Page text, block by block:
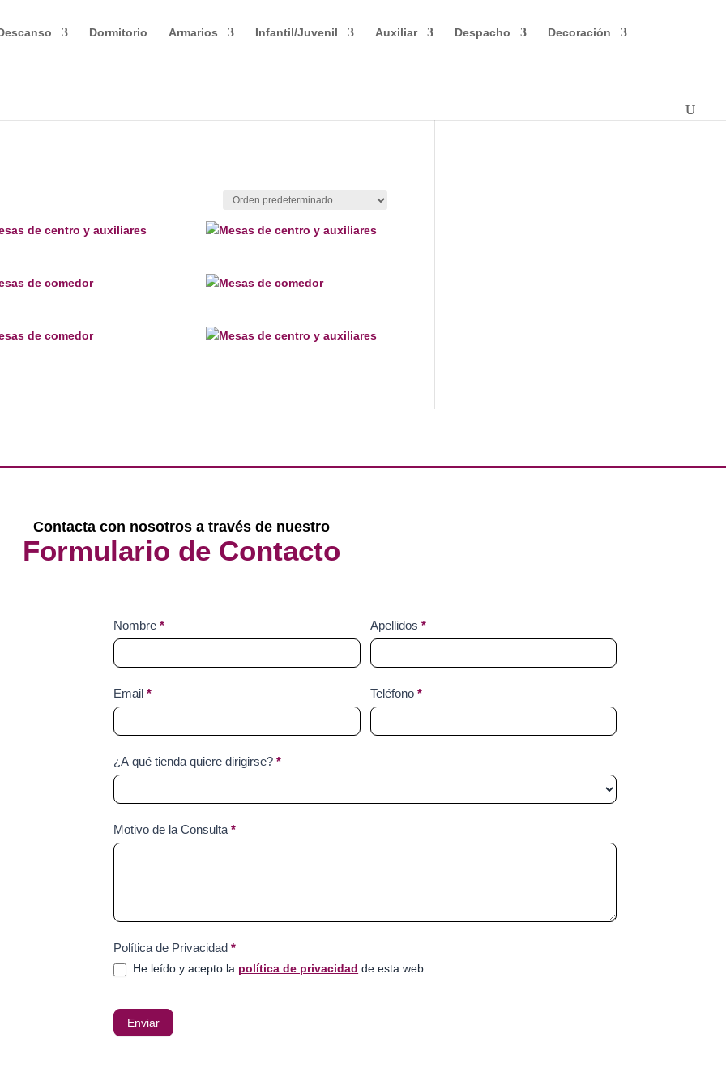
Dormitorio Armarios Infantil/Juvenil Auxiliar Despacho Decoración
Contacta con nosotros a través de nuestro
Formulario de Contacto
Contact
Us
Nombre* Apellidos *
Email* Teléfono *
¿A qué tienda quiere dirigirse?*
Motivo de la Consulta*
Política de Privacidad*
He leído y acepto la política de privacidad de esta web
Enviar